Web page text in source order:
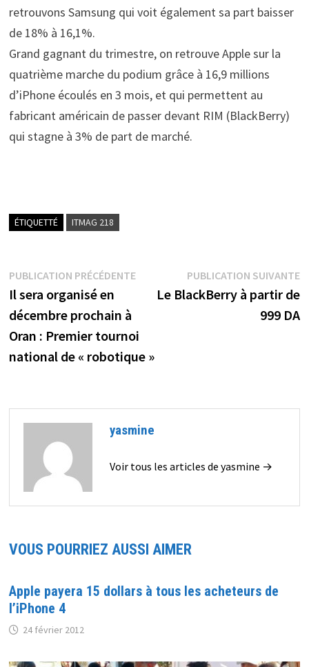
retrouvons Samsung qui voit également sa part baisser
de 18% à 16,1%.
Grand gagnant du trimestre, on retrouve Apple sur la
quatrième marche du podium grâce à 16,9 millions
d’iPhone écoulés en 3 mois, et qui permettent au
fabricant américain de passer devant RIM (BlackBerry)
qui stagne à 3% de part de marché.
ÉTIQUETTÉ ITMAG 218
Navigation
de
l’article
PUBLICATION PRÉCÉDENTEPublication
précédente :
Il sera organisé en
décembre prochain à
Oran : Premier tournoi
national de « robotique »
PUBLICATION SUIVANTE
Le BlackBerry à partir de
999 DA
yasmine
Voir tous les articles de yasmine →
VOUS POURRIEZ AUSSI AIMER
Apple payera 15 dollars à tous les acheteurs de
l’iPhone 4
24 février 2012